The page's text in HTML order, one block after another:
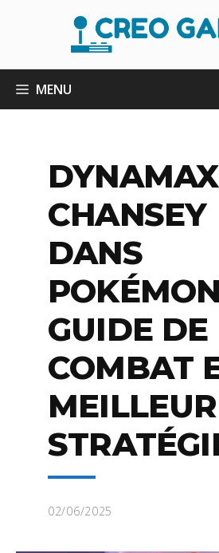
MENU
DYNAMAX
CHANSEY
DANS
GUIDE DE
COMBAT
02/06/2025